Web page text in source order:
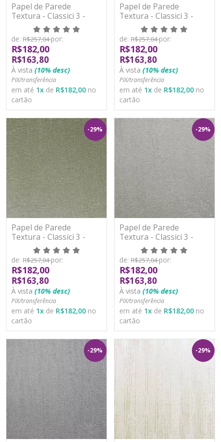
Papel de Parede
Textura - Classici 3 -
3A92611R - Vinílico -
TNT
de: R$257,04por:
R$182,00
R$163,80
À vista (10% desc)
PIX/transferência
em até 1x de R$182,00 no
cartão
Papel de Parede
Textura - Classici 3 -
3A92907R - Vinílico -
TNT
de: R$257,04por:
R$182,00
R$163,80
À vista (10% desc)
PIX/transferência
em até 1x de R$182,00 no
cartão
-29%
Papel de Parede
Textura - Classici 3 -
3A92908R - Vinílico -
TNT
de: R$257,04por:
R$182,00
R$163,80
À vista (10% desc)
PIX/transferência
em até 1x de R$182,00 no
cartão
-29%
Papel de Parede
Textura - Classici 3 -
3A92909R - Vinílico -
TNT
de: R$257,04por:
R$182,00
R$163,80
À vista (10% desc)
PIX/transferência
em até 1x de R$182,00 no
cartão
-29% -29%